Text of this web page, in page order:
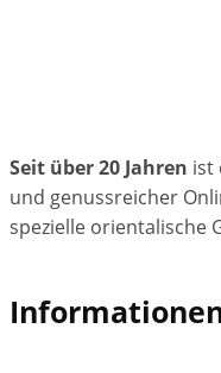
Seit über 20 Jahren ist
und genussreicher
spezielle orientalische